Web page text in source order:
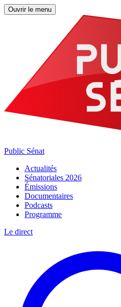
Ouvrir le menu
Public Sénat
Actualités
Sénatoriales 2026
Émissions
Documentaires
Podcasts
Programme
Le direct